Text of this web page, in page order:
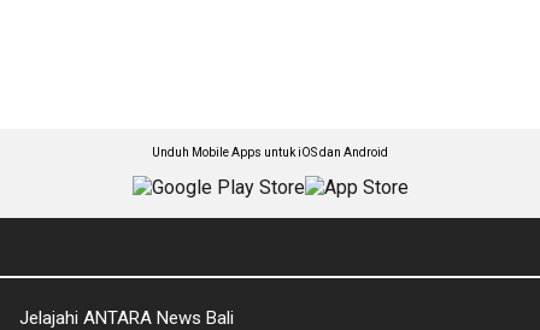
Unduh Mobile Apps untuk iOS dan Android
Jelajahi ANTARA News Bali